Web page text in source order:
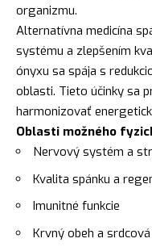
organizmu.
Alternatívna medicína
systému a zlepšením
ónyxu sa spája s
oblasti. Tieto účinky sa
harmonizovať
Oblasti možného
Nervový systém a
Kvalita spánku a
Imunitné funkcie
Krvný obeh a